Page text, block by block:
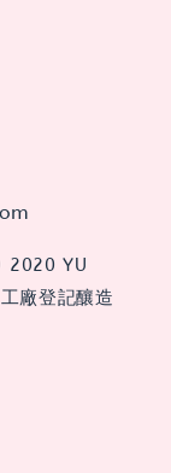
YU
廠登記釀造